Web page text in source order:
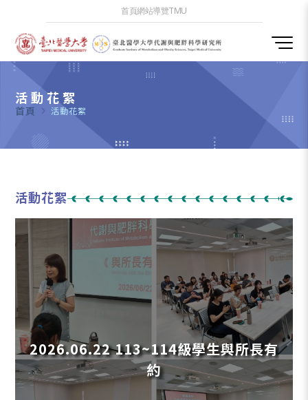
首頁網站導覽TMU
活動花絮
首頁 navigate_next 活動花絮
活動花絮
2026.06.22 113~114級學生與所長有
約